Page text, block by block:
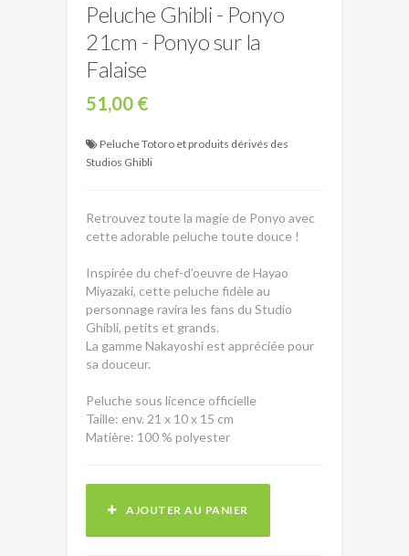
Peluche Ghibli - Ponyo
21cm - Ponyo sur la
Falaise
51,00 €
Peluche Totoro et produits dérivés des
Studios Ghibli
Retrouvez toute la magie de Ponyo avec
cette adorable peluche toute douce !
Inspirée du chef-d'oeuvre de Hayao
Miyazaki, cette peluche fidèle au
personnage ravira les fans du Studio
Ghibli, petits et grands.
La gamme Nakayoshi est appréciée pour
sa douceur.
Peluche sous licence officielle
Taille: env. 21 x 10 x 15 cm
Matière: 100 % polyester
AJOUTER AU PANIER